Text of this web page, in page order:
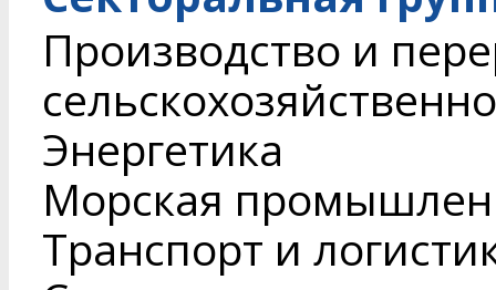
Производство и
Энергетика
Морская
Транспорт и